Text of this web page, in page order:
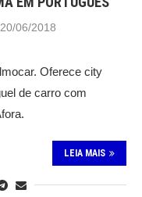
20/06/2018
Oferece city
de carro com
LEIA MAIS